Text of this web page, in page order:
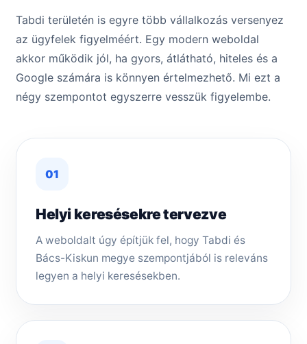
Tabdi területén is egyre több vállalkozás versenyez
az ügyfelek figyelméért. Egy modern weboldal
akkor működik jól, ha gyors, átlátható, hiteles és a
Google számára is könnyen értelmezhető. Mi ezt a
négy szempontot egyszerre vesszük figyelembe.
01
Helyi keresésekre tervezve
A weboldalt úgy építjük fel, hogy Tabdi és
Bács-Kiskun megye szempontjából is releváns
legyen a helyi keresésekben.